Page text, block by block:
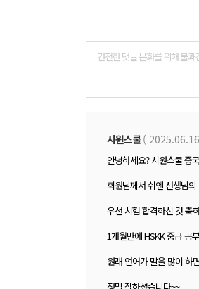
시원스쿨(
안녕하세요? 시원스쿨 중
회원님께서 쉬엔 선생님
우선 시험 합격하신 것 축
1개월만에 HSKK 중급 공
원래 언어가 말을 많이 하